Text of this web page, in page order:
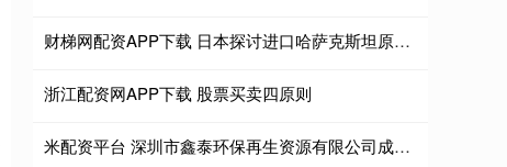
财梯网配资APP下载 日本探讨进口哈萨克斯坦原油以应对中东断供风险
浙江配资网APP下载 股票买卖四原则
米配资平台 深圳市鑫泰环保再生资源有限公司成立 注册资本100万人民币